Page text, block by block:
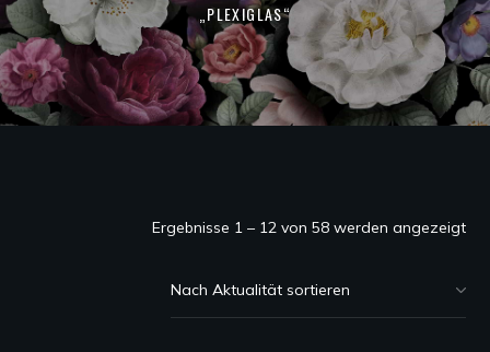
„PLEXIGLAS“
Ergebnisse 1 – 12 von 58 werden angezeigt